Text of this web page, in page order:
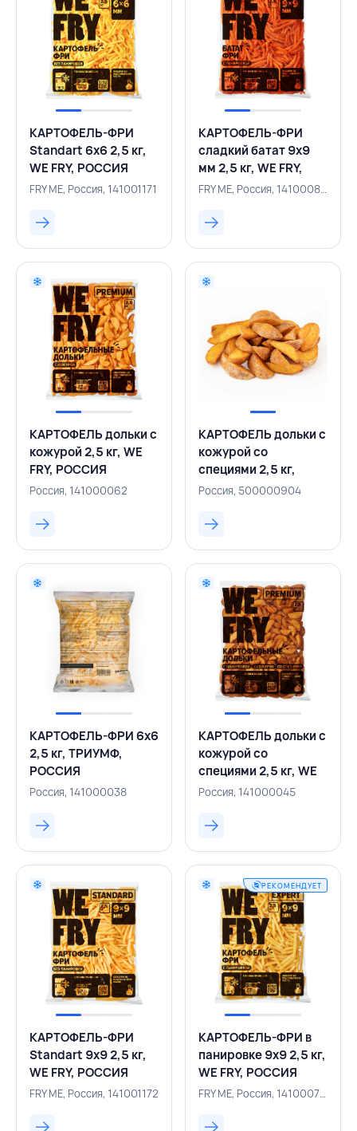
КАРТОФЕЛЬ-ФРИ
Standart 6х6 2,5 кг,
WE FRY, РОССИЯ
FRY ME, Россия, 141001171
КАРТОФЕЛЬ-ФРИ
сладкий батат 9х9
мм 2,5 кг, WE FRY,
РОССИЯ
FRY ME, Россия, 141000852
КАРТОФЕЛЬ дольки с
кожурой 2,5 кг, WE
FRY, РОССИЯ
Россия, 141000062
КАРТОФЕЛЬ дольки с
кожурой со
специями 2,5 кг,
ТРИУМФ, РОССИЯ
Россия, 500000904
КАРТОФЕЛЬ-ФРИ 6х6
2,5 кг, ТРИУМФ,
РОССИЯ
Россия, 141000038
КАРТОФЕЛЬ дольки с
кожурой со
специями 2,5 кг, WE
FRY, РОССИЯ
Россия, 141000045
КАРТОФЕЛЬ-ФРИ
Standart 9х9 2,5 кг,
WE FRY, РОССИЯ
FRY ME, Россия, 141001172
РЕКОМЕНДУЕТ
КАРТОФЕЛЬ-ФРИ в
панировке 9х9 2,5 кг,
WE FRY, РОССИЯ
FRY ME, Россия, 141000764